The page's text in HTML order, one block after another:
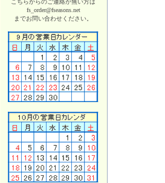
こちらからのご連絡が無い方は
fs_order@fseasons.net
までお問い合わせください。